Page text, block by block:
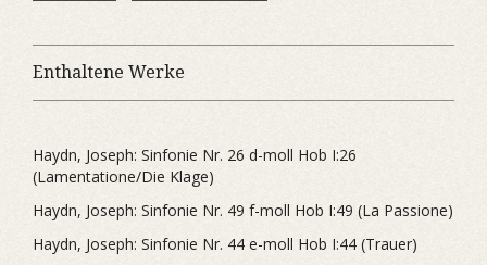
Enthaltene Werke
Haydn, Joseph: Sinfonie Nr. 26 d-moll Hob I:26
(Lamentatione/Die Klage)
Haydn, Joseph: Sinfonie Nr. 49 f-moll Hob I:49 (La Passione)
Haydn, Joseph: Sinfonie Nr. 44 e-moll Hob I:44 (Trauer)